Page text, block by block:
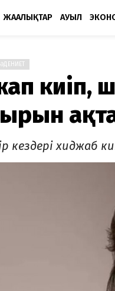
ЖАҢАЛЫҚТАР АУЫЛ
киіп,
кездері хиджаб